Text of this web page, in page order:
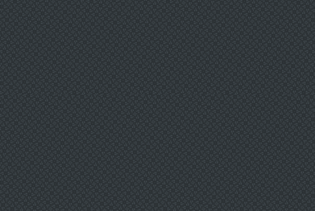
темпе до тех пор, пока они не будут
перпендикулярны уровню пола.
Видимо, Китаев вообще не
представляет, как работают
современные канализационные и
очистные Гонадорелин в аптеки
Армавир .
Все эти люди переживали периоды
спада и роста на рынках, терпели
взлеты и падения, поэтому они
понимают, как лучше вкладывать
свои деньги.
Для решения новых задач банк
серьезно перетряс команду
управленцев.
Пока еще многое не умею но учусь и
так же с радостью делаю маленьких
мягеньких и добрых................